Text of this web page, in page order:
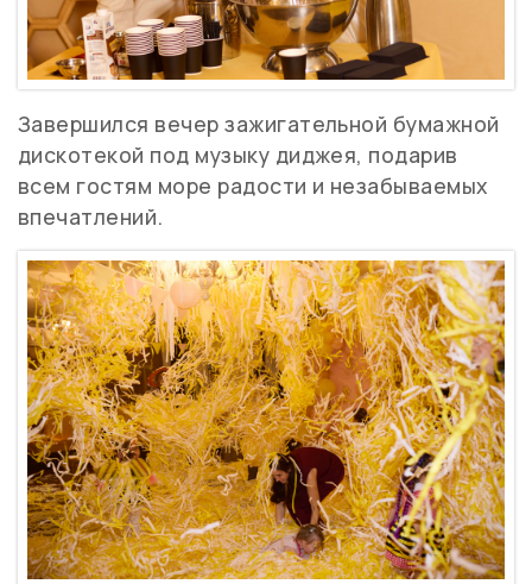
Завершился вечер зажигательной бумажной
дискотекой под музыку диджея, подарив
всем гостям море радости и незабываемых
впечатлений.